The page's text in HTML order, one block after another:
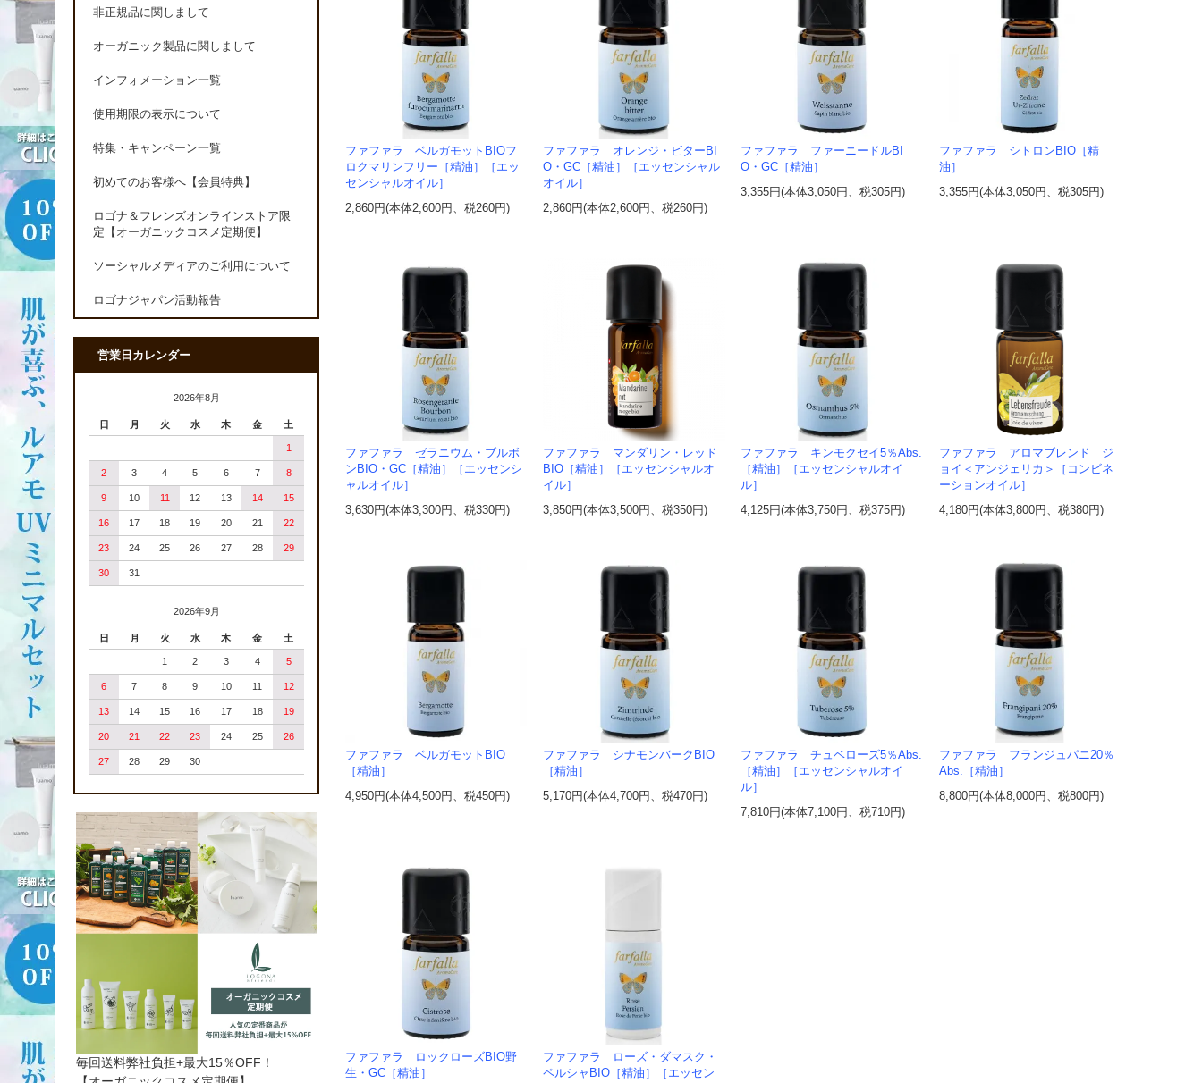
ファファラ ベルガモットBIOフ
ロクマリンフリー［精油］［エッ
センシャルオイル］
2,860円(本体2,600円、税260円)
ファファラ オレンジ・ビターBI
O・GC［精油］［エッセンシャル
オイル］
2,860円(本体2,600円、税260円)
ファファラ ファーニードルBI
O・GC［精油］
3,355円(本体3,050円、税305円)
ファファラ シトロンBIO［精
油］
3,355円(本体3,050円、税305円)
ファファラ ゼラニウム・ブルボ
ンBIO・GC［精油］［エッセンシ
ャルオイル］
3,630円(本体3,300円、税330円)
ファファラ マンダリン・レッド
BIO［精油］［エッセンシャルオ
イル］
3,850円(本体3,500円、税350円)
ファファラ キンモクセイ5％Abs.
［精油］［エッセンシャルオイ
ル］
4,125円(本体3,750円、税375円)
ファファラ アロマブレンド ジ
ョイ＜アンジェリカ＞［コンビネ
ーションオイル］
4,180円(本体3,800円、税380円)
ファファラ ベルガモットBIO
［精油］
4,950円(本体4,500円、税450円)
ファファラ シナモンバークBIO
［精油］
5,170円(本体4,700円、税470円)
ファファラ チュベローズ5％Abs.
［精油］［エッセンシャルオイ
ル］
7,810円(本体7,100円、税710円)
ファファラ フランジュパニ20％
Abs.［精油］
8,800円(本体8,000円、税800円)
ファファラ ロックローズBIO野
生・GC［精油］
ファファラ ローズ・ダマスク・
ペルシャBIO［精油］［エッセン
非正規品に関しまして
オーガニック製品に関しまして
インフォメーション一覧
使用期限の表示について
特集・キャンペーン一覧
初めてのお客様へ【会員特典】
ロゴナ＆フレンズオンラインストア限
定【オーガニックコスメ定期便】
ソーシャルメディアのご利用について
ロゴナジャパン活動報告
営業日カレンダー
2026年8月
日 月 火 水 木 金 土
1
2 3 4 5 6 7 8
9 10 11 12 13 14 15
16 17 18 19 20 21 22
23 24 25 26 27 28 29
30 31
2026年9月
日 月 火 水 木 金 土
1 2 3 4 5
6 7 8 9 10 11 12
13 14 15 16 17 18 19
20 21 22 23 24 25 26
27 28 29 30
毎回送料弊社負担+最大15％OFF！